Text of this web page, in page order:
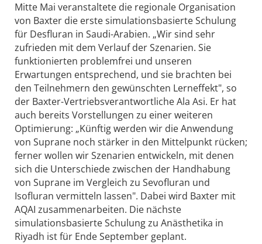
Mitte Mai veranstaltete die regionale Organisation
von Baxter die erste simulationsbasierte Schulung
für Desfluran in Saudi-Arabien. „Wir sind sehr
zufrieden mit dem Verlauf der Szenarien. Sie
funktionierten problemfrei und unseren
Erwartungen entsprechend, und sie brachten bei
den Teilnehmern den gewünschten Lerneffekt", so
der Baxter-Vertriebsverantwortliche Ala Asi. Er hat
auch bereits Vorstellungen zu einer weiteren
Optimierung: „Künftig werden wir die Anwendung
von Suprane noch stärker in den Mittelpunkt rücken;
ferner wollen wir Szenarien entwickeln, mit denen
sich die Unterschiede zwischen der Handhabung
von Suprane im Vergleich zu Sevofluran und
Isofluran vermitteln lassen". Dabei wird Baxter mit
AQAI zusammenarbeiten. Die nächste
simulationsbasierte Schulung zu Anästhetika in
Riyadh ist für Ende September geplant.